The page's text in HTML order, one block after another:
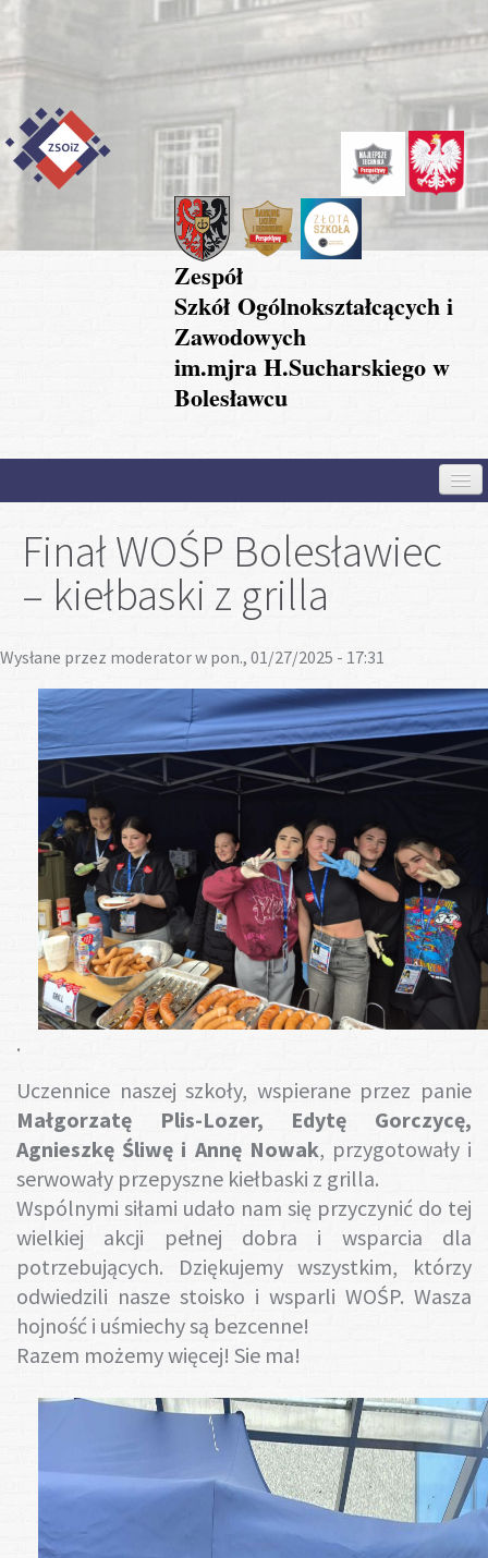
Zespół
Szkół Ogólnokształcących i
Zawodowych
im.mjra H.Sucharskiego w
Bolesławcu
Strona Główna
Aktualności
Szkoła
Strefa ucznia
Strefa rodzica
Projekty
Plan lekcji
Gotuj z nami
Finał WOŚP Bolesławiec
– kiełbaski z grilla
Wysłane przez moderatorw pon., 01/27/2025 - 17:31
.
Uczennice naszej szkoły, wspierane przez panie
Małgorzatę Plis-Lozer, Edytę Gorczycę,
Agnieszkę Śliwę i Annę Nowak, przygotowały i
serwowały przepyszne kiełbaski z grilla.
Wspólnymi siłami udało nam się przyczynić do tej
wielkiej akcji pełnej dobra i wsparcia dla
potrzebujących. Dziękujemy wszystkim, którzy
odwiedzili nasze stoisko i wsparli WOŚP. Wasza
hojność i uśmiechy są bezcenne!
Razem możemy więcej! Sie ma!